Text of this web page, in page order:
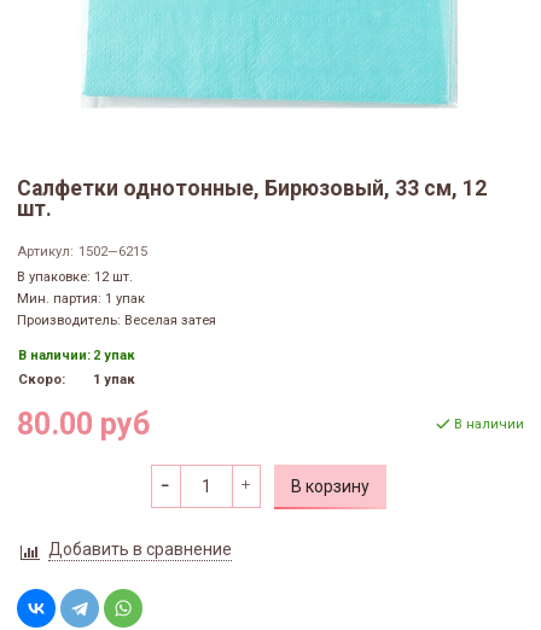
Салфетки однотонные, Бирюзовый, 33 см, 12
шт.
Артикул: 1502—6215
В упаковке: 12 шт.
Мин. партия: 1 упак
Производитель: Веселая затея
В наличии: 2 упак
Скоро:
1 упак
80.00 руб В наличии
В корзину
Добавить в сравнение